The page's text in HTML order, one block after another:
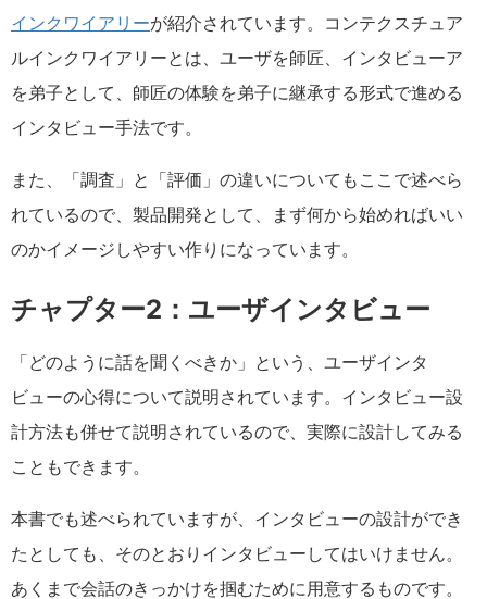
インクワイアリーが紹介されています。コンテクスチュア
ルインクワイアリーとは、ユーザを師匠、インタビューア
を弟子として、師匠の体験を弟子に継承する形式で進める
インタビュー手法です。
また、「調査」と「評価」の違いについてもここで述べら
れているので、製品開発として、まず何から始めればいい
のかイメージしやすい作りになっています。
チャプター2：ユーザインタビュー
「どのように話を聞くべきか」という、ユーザインタ
ビューの心得について説明されています。インタビュー設
計方法も併せて説明されているので、実際に設計してみる
こともできます。
本書でも述べられていますが、インタビューの設計ができ
たとしても、そのとおりインタビューしてはいけません。
あくまで会話のきっかけを掴むために用意するものです。